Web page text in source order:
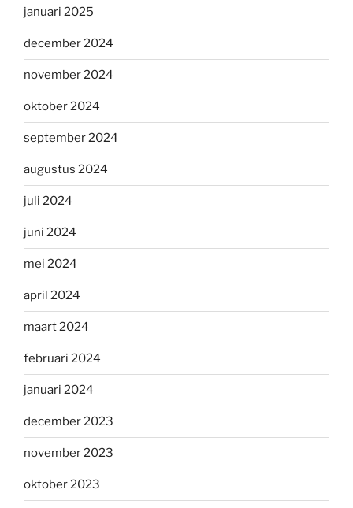
januari 2025
december 2024
november 2024
oktober 2024
september 2024
augustus 2024
juli 2024
juni 2024
mei 2024
april 2024
maart 2024
februari 2024
januari 2024
december 2023
november 2023
oktober 2023